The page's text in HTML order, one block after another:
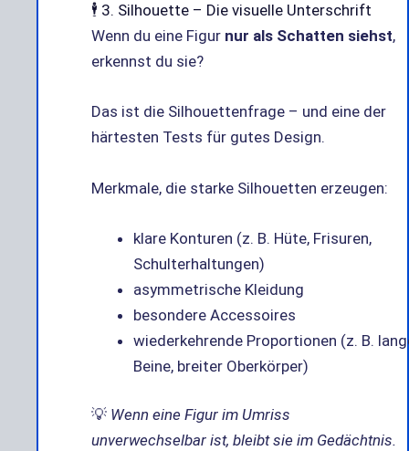
🕴️ 3. Silhouette – Die visuelle Unterschrift
Wenn du eine Figur nur als Schatten siehst,
erkennst du sie?
Das ist die Silhouettenfrage – und eine der
härtesten Tests für gutes Design.
Merkmale, die starke Silhouetten erzeugen:
klare Konturen (z. B. Hüte, Frisuren,
Schulterhaltungen)
asymmetrische Kleidung
besondere Accessoires
wiederkehrende Proportionen (z. B.
Beine, breiter Oberkörper)
💡 Wenn eine Figur im Umriss
unverwechselbar ist, bleibt sie im Gedächtnis.